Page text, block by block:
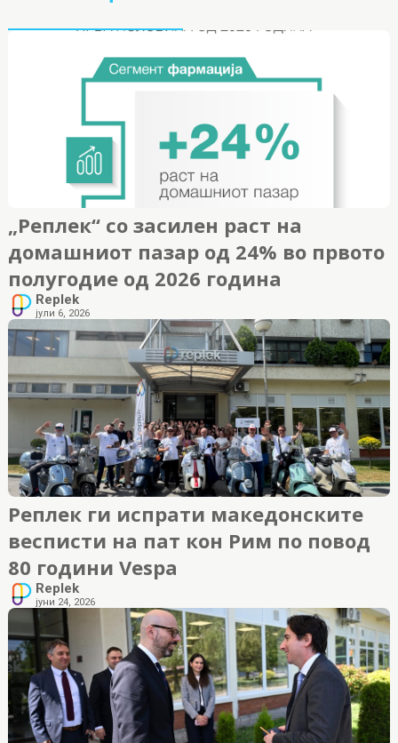
„Реплек“ со засилен раст на
домашниот пазар од 24% во првото
полугодие од 2026 година
Replek
јули 6, 2026
Реплек ги испрати македонските
весписти на пат кон Рим по повод
80 години Vespa
Replek
јуни 24, 2026